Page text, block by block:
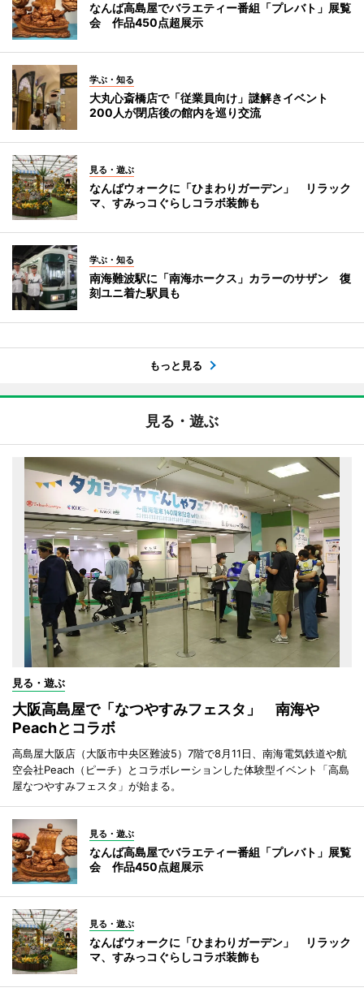
なんば高島屋でバラエティー番組「プレバト」展覧
会 作品450点超展示
学ぶ・知る
大丸心斎橋店で「従業員向け」謎解きイベント
200人が閉店後の館内を巡り交流
見る・遊ぶ
なんばウォークに「ひまわりガーデン」 リラック
マ、すみっコぐらしコラボ装飾も
学ぶ・知る
南海難波駅に「南海ホークス」カラーのサザン 復
刻ユニ着た駅員も
もっと見る
見る・遊ぶ
見る・遊ぶ
大阪高島屋で「なつやすみフェスタ」 南海や
Peachとコラボ
高島屋大阪店（大阪市中央区難波5）7階で8月11日、南海電気鉄道や航
空会社Peach（ピーチ）とコラボレーションした体験型イベント「高島
屋なつやすみフェスタ」が始まる。
見る・遊ぶ
なんば高島屋でバラエティー番組「プレバト」展覧
会 作品450点超展示
見る・遊ぶ
なんばウォークに「ひまわりガーデン」 リラック
マ、すみっコぐらしコラボ装飾も